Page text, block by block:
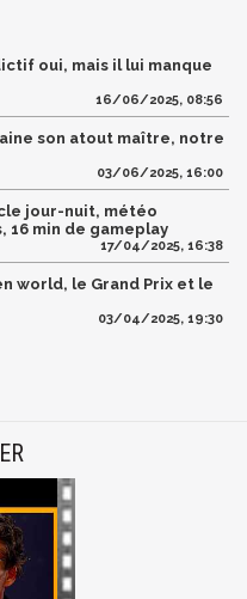
oui, mais il lui manque
16/06/2025, 08:56
son atout maître, notre
03/06/2025, 16:00
jour-nuit, météo
16 min de gameplay
17/04/2025, 16:38
world, le Grand Prix et le
03/04/2025, 19:30